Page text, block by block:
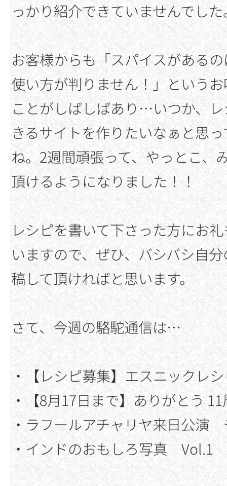
っかり紹介できていませんでし
お客様からも「スパイスがある
使い方が判りません！」という
ことがしばしばあり…いつか、
きるサイトを作りたいなぁと思
ね。2週間頑張って、やっとこ、
頂けるようになりました！！
レシピを書いて下さった方にお
いますので、ぜひ、バシバシ自
稿して頂ければと思います。
さて、今週の駱駝通信は…
・【レシピ募集】エスニックレ
・【8月17日まで】ありがとう
・ラフールアチャリヤ来日公演
・インドのおもしろ写真 Vol.1